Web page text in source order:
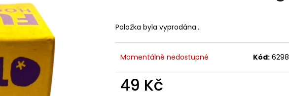
Položka byla vyprodána…
Momentálně nedostupné Kód: 6298
49 Kč
Doporučujeme